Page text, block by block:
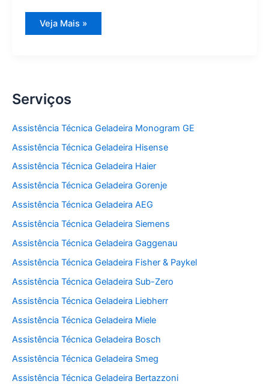
Assistência
Técnica
Veja Mais »
Serviços
Assistência Técnica Geladeira Monogram GE
Assistência Técnica Geladeira Hisense
Assistência Técnica Geladeira Haier
Assistência Técnica Geladeira Gorenje
Assistência Técnica Geladeira AEG
Assistência Técnica Geladeira Siemens
Assistência Técnica Geladeira Gaggenau
Assistência Técnica Geladeira Fisher & Paykel
Assistência Técnica Geladeira Sub-Zero
Assistência Técnica Geladeira Liebherr
Assistência Técnica Geladeira Miele
Assistência Técnica Geladeira Bosch
Assistência Técnica Geladeira Smeg
Assistência Técnica Geladeira Bertazzoni